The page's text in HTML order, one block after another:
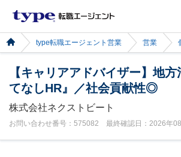
type転職エージェント営業 営業
【キャリアアドバイザー】地
てなしHR』／社会貢献性◎
株式会社ネクストビート
お問い合わせ番号：575082 最終確認日：2026年